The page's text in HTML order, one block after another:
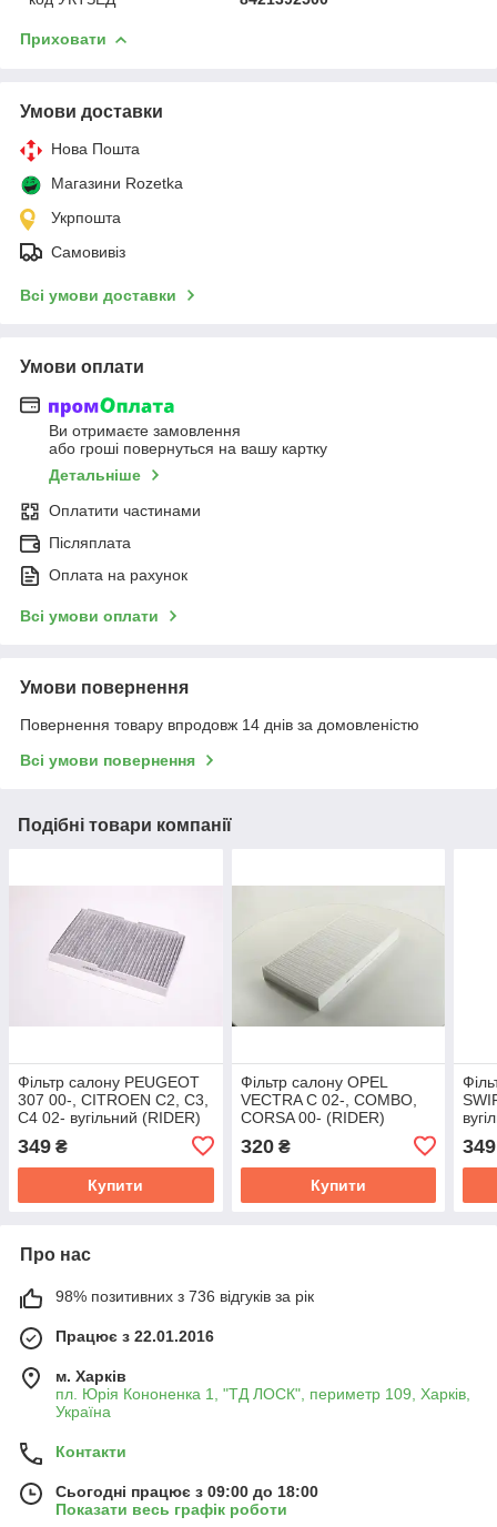
Приховати
Умови доставки
Нова Пошта
Магазини Rozetka
Укрпошта
Самовивіз
Всі умови доставки
Умови оплати
Ви отримаєте замовлення
або гроші повернуться на вашу картку
Детальніше
Оплатити частинами
Післяплата
Оплата на рахунок
Всі умови оплати
Умови повернення
Повернення товару впродовж 14 днів за домовленістю
Всі умови повернення
Подібні товари компанії
Фільтр салону PEUGEOT
307 00-, CITROEN C2, C3,
C4 02- вугільний (RIDER)
349 ₴
Купити
Фільтр салону OPEL
VECTRA C 02-, COMBO,
CORSA 00- (RIDER)
320₴
Купити
349
Про нас
98% позитивних з 736 відгуків за рік
Працює з 22.01.2016
м. Харків
пл. Юрія Кононенка 1, "ТД ЛОСК", периметр 109, Харків,
Україна
Контакти
Сьогодні працює з 09:00 до 18:00
Показати весь графік роботи